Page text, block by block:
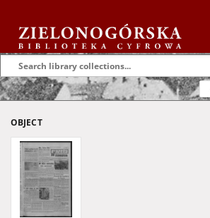
OBJECT